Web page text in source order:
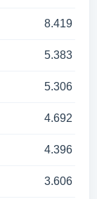
8.419
5.383
5.306
4.692
4.396
3.606